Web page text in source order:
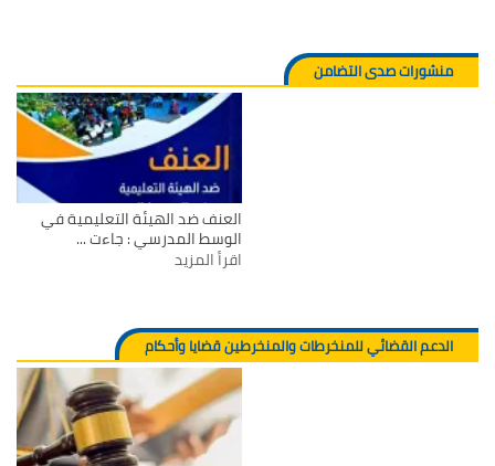
منشورات صدى التضامن
العنف ضد الهيئة التعليمية في
الوسط المدرسي : جاءت ...
اقرأ المزيد
الدعم القضائي للمنخرطات والمنخرطين قضايا وأحكام